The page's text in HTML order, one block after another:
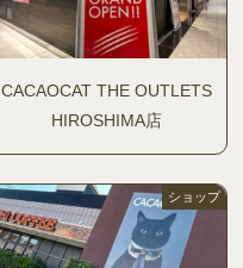
CACAOCAT THE OUTLETS
HIROSHIMA店
ショップ